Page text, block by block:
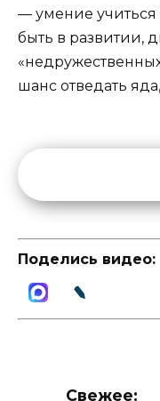
— умение учиться
быть в развитии,
шанс отведать
Поделись видео:
Свежее: